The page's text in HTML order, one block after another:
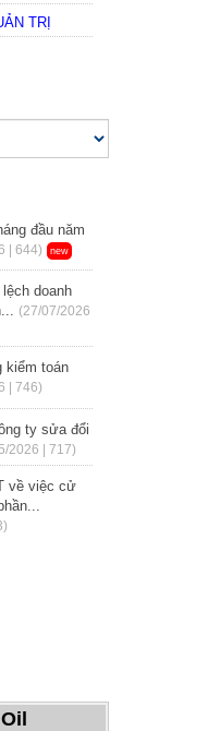
TRỊ
đầu năm
| 644) new
doanh
(27/07/2026
kiểm toán
| 746)
ty sửa đổi
2026 | 717)
về việc cử